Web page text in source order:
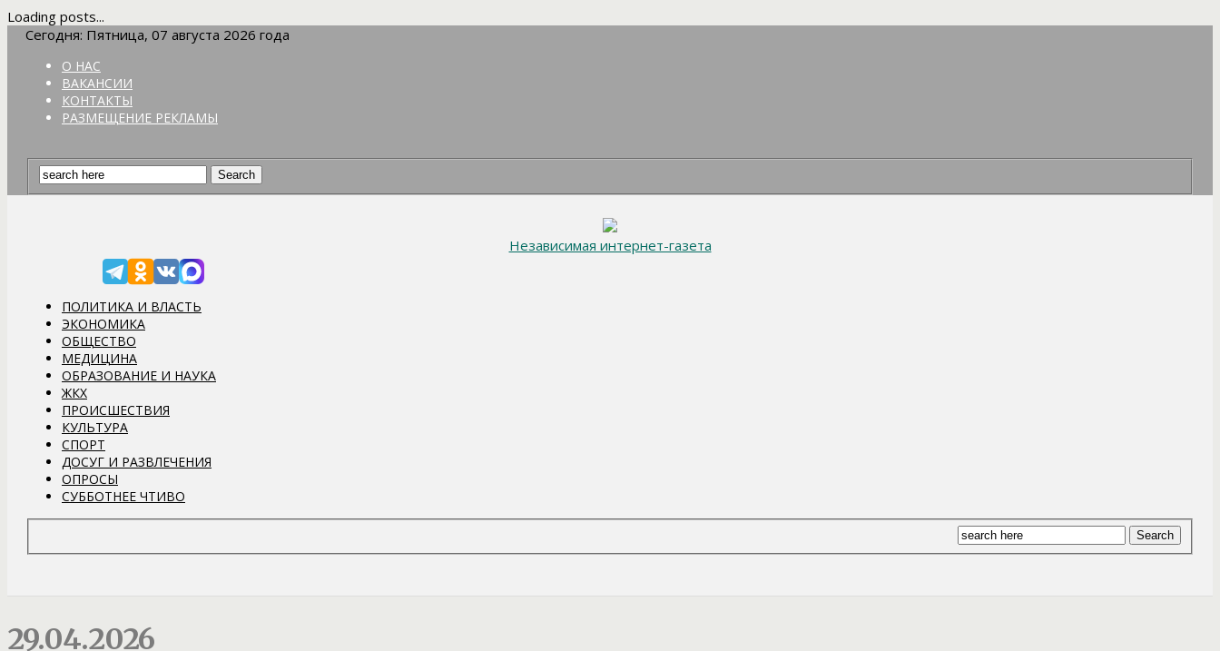
Loading posts...
Сегодня: Пятница, 07 августа 2026 года
О НАС
ВАКАНСИИ
КОНТАКТЫ
РАЗМЕЩЕНИЕ РЕКЛАМЫ
Независимая интернет-газета
ПОЛИТИКА И ВЛАСТЬ
ЭКОНОМИКА
ОБЩЕСТВО
МЕДИЦИНА
ОБРАЗОВАНИЕ И НАУКА
ЖКХ
ПРОИСШЕСТВИЯ
КУЛЬТУРА
СПОРТ
ДОСУГ И РАЗВЛЕЧЕНИЯ
ОПРОСЫ
СУББОТНЕЕ ЧТИВО
29.04.2026